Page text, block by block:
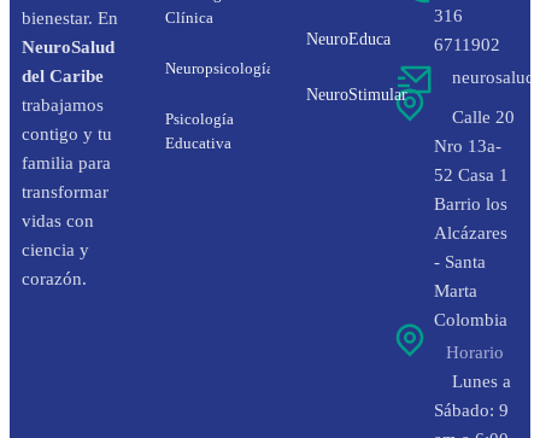
bienestar. En
NeuroSalud
del Caribe
trabajamos
contigo y tu
familia para
transformar
vidas con
ciencia y
corazón.
Clínica
Neuropsicología
Psicología
Educativa
NeuroEduca
NeuroStimular
316
6711902
Calle 20
Nro 13a-
52 Casa 1
Barrio los
Alcázares
- Santa
Marta
Colombia
Horario
Lunes a
Sábado: 9